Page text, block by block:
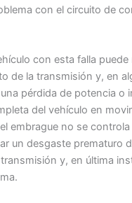
con el circuito de
con esta falla puede
de la transmisión y, en
pérdida de potencia o
del vehículo en
embrague no se
un desgaste prematuro
y, en última